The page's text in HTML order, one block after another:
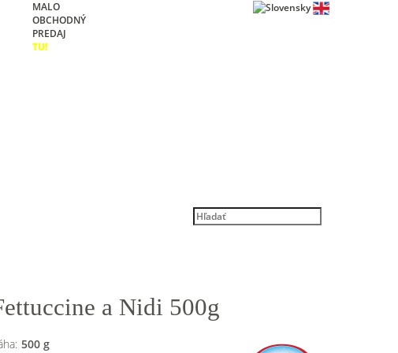
MALO
OBCHODNÝ
PREDAJ
TU!
a Nidi 500g
500 g